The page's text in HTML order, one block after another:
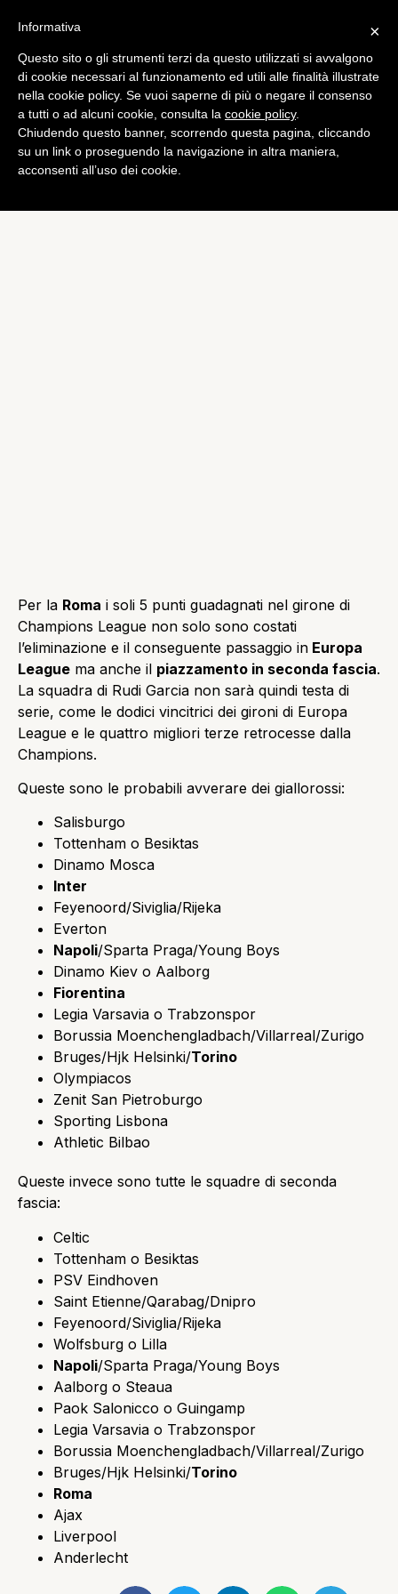
Europa League
Europa League: le possibili
avversarie della Roma
di Alessandro Moretti
Per la Roma i soli 5 punti guadagnati nel girone di
Champions League non solo sono costati
l’eliminazione e il conseguente passaggio in Europa
League ma anche il piazzamento in seconda fascia.
La squadra di Rudi Garcia non sarà quindi testa di
serie, come le dodici vincitrici dei gironi di Europa
League e le quattro migliori terze retrocesse dalla
Champions.
Queste sono le probabili avverare dei giallorossi:
Salisburgo
Tottenham o Besiktas
Dinamo Mosca
Inter
Feyenoord/Siviglia/Rijeka
Everton
Napoli/Sparta Praga/Young Boys
Dinamo Kiev o Aalborg
Fiorentina
Legia Varsavia o Trabzonspor
Borussia Moenchengladbach/Villarreal/Zurigo
Bruges/Hjk Helsinki/Torino
Olympiacos
Zenit San Pietroburgo
Sporting Lisbona
Athletic Bilbao
Queste invece sono tutte le squadre di seconda
fascia:
Celtic
Tottenham o Besiktas
PSV Eindhoven
Saint Etienne/Qarabag/Dnipro
Feyenoord/Siviglia/Rijeka
Wolfsburg o Lilla
Napoli/Sparta Praga/Young Boys
Aalborg o Steaua
Paok Salonicco o Guingamp
Legia Varsavia o Trabzonspor
Borussia Moenchengladbach/Villarreal/Zurigo
Bruges/Hjk Helsinki/Torino
Roma
Ajax
Liverpool
Anderlecht
×
Informativa
Questo sito o gli strumenti terzi da questo utilizzati si avvalgono
di cookie necessari al funzionamento ed utili alle finalità illustrate
nella cookie policy. Se vuoi saperne di più o negare il consenso
a tutti o ad alcuni cookie, consulta la cookie policy.
Chiudendo questo banner, scorrendo questa pagina, cliccando
su un link o proseguendo la navigazione in altra maniera,
acconsenti all’uso dei cookie.